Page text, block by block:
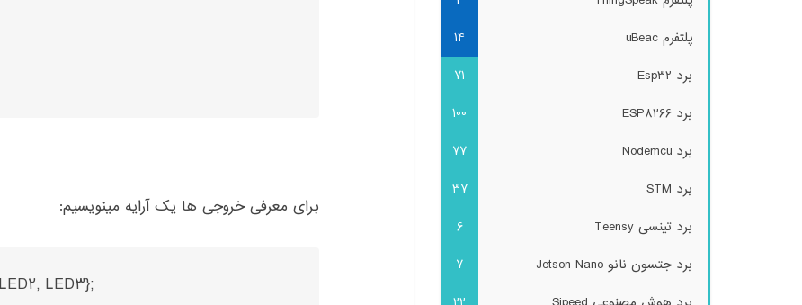
برای معرفی خروجی ها یک آرایه مینویسیم:
پلتفرم uBeac
14
برد Esp32
71
برد ESP8266
100
برد Nodemcu
77
برد STM
37
برد تینسی Teensy
6
برد جتسون نانو Jetson Nano
7